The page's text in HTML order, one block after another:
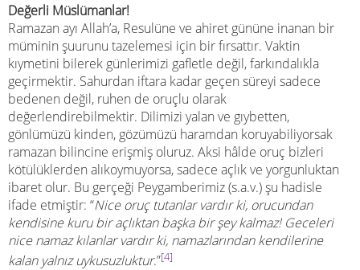
Değerli Müslümanlar!
Ramazan ayı Allah’a, Resulüne ve ahiret gününe inanan bir
müminin şuurunu tazelemesi için bir fırsattır. Vaktin
kıymetini bilerek günlerimizi gafletle değil, farkındalıkla
geçirmektir. Sahurdan iftara kadar geçen süreyi sadece
bedenen değil, ruhen de oruçlu olarak
değerlendirebilmektir. Dilimizi yalan ve gıybetten,
gönlümüzü kinden, gözümüzü haramdan koruyabiliyorsak
ramazan bilincine erişmiş oluruz. Aksi hâlde oruç bizleri
kötülüklerden alıkoymuyorsa, sadece açlık ve yorgunluktan
ibaret olur. Bu gerçeği Peygamberimiz (s.a.v.) şu hadisle
ifade etmiştir: “Nice oruç tutanlar vardır ki, orucundan
kendisine kuru bir açlıktan başka bir şey kalmaz! Geceleri
nice namaz kılanlar vardır ki, namazlarından kendilerine
kalan yalnız uykusuzluktur.”[4]